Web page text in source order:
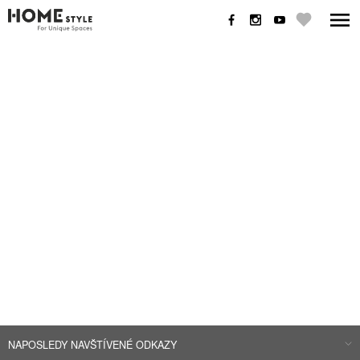
NAPOSLEDY NAVŠTÍVENÉ ODKAZY